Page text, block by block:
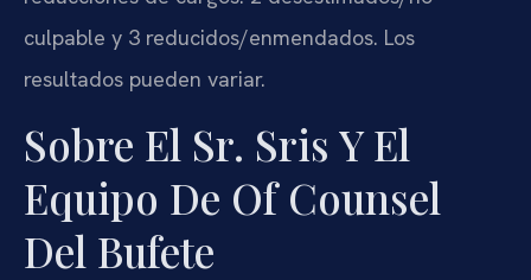
culpable y 3 reducidos/enmendados. Los
resultados pueden variar.
Sobre El Sr. Sris Y El
Equipo De Of Counsel
Del Bufete